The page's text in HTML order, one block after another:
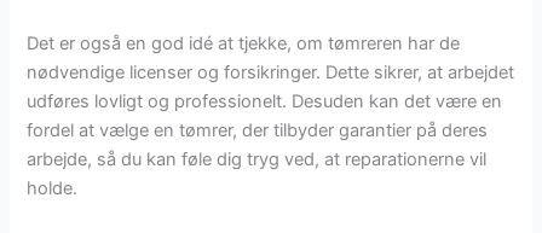
Det er også en god idé at tjekke, om tømreren har de
nødvendige licenser og forsikringer. Dette sikrer, at arbejdet
udføres lovligt og professionelt. Desuden kan det være en
fordel at vælge en tømrer, der tilbyder garantier på deres
arbejde, så du kan føle dig tryg ved, at reparationerne vil
holde.